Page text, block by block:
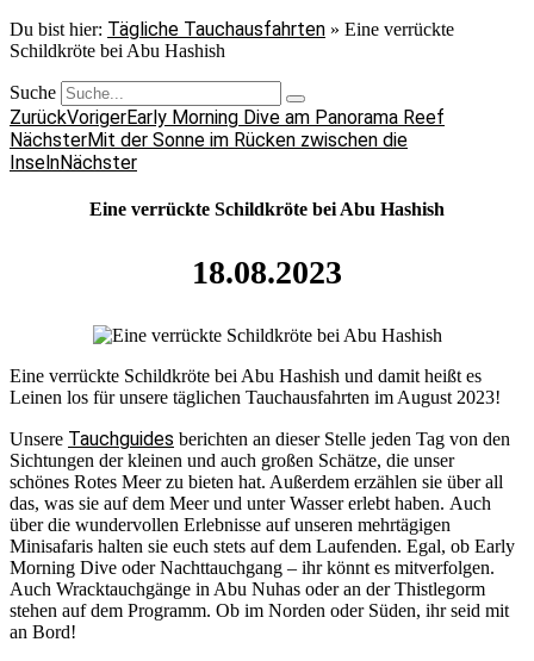
Du bist hier: Tägliche Tauchausfahrten » Eine verrückte
Schildkröte bei Abu Hashish
Suche
ZurückVorigerEarly Morning Dive am Panorama Reef
NächsterMit der Sonne im Rücken zwischen die
InselnNächster
Eine verrückte Schildkröte bei Abu Hashish
18.08.2023
Eine verrückte Schildkröte bei Abu Hashish und damit heißt es
Leinen los für unsere täglichen Tauchausfahrten im August 2023!
Unsere Tauchguides berichten an dieser Stelle jeden Tag von den
Sichtungen der kleinen und auch großen Schätze, die unser
schönes Rotes Meer zu bieten hat. Außerdem erzählen sie über all
das, was sie auf dem Meer und unter Wasser erlebt haben. Auch
über die wundervollen Erlebnisse auf unseren mehrtägigen
Minisafaris halten sie euch stets auf dem Laufenden. Egal, ob Early
Morning Dive oder Nachttauchgang – ihr könnt es mitverfolgen.
Auch Wracktauchgänge in Abu Nuhas oder an der Thistlegorm
stehen auf dem Programm. Ob im Norden oder Süden, ihr seid mit
an Bord!